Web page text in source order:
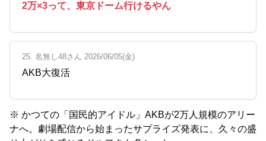
2万×3って、東京ドーム行けるやん
25. 名無し48さん 2026/06/05(金)
AKB大復活
※ かつての「国民的アイドル」AKBが2万人規模のアリー
ナへ。劇場配信から始まったサプライズ発表に、久々の盛